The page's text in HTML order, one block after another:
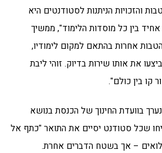
והזכויות הניתנות לסטודנטים היא
בין כל מוסדות הלימוד", ממשיך
אחרות בהתאם למקום לימודיו,
את אותו שירות בדיוק. זוהי ליבת
קו בין כולם".
בוועדת החינוך של הכנסת בנושא
שכל סטודנט יסיים את התואר "כתף אל
– אך בשטח הדברים אחרת.